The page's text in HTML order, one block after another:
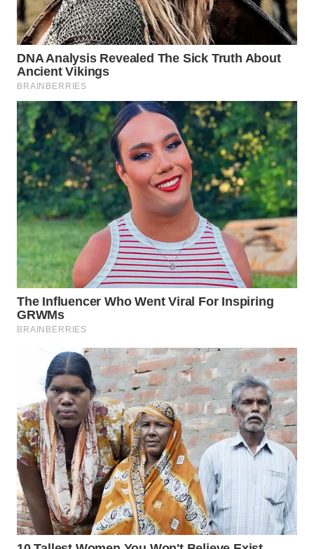
BINTAN
WN
MANDALIKA
LIKUPANG
WN
LABUANBAJO
WN
BORNEO
Wahana
Media
Group
WAHANA
NEWS
WAHANA
TANI
WAHANA
ADVOKAT
WAHANA
INFRASTRUKTUR
WAHANA
KONSUMEN